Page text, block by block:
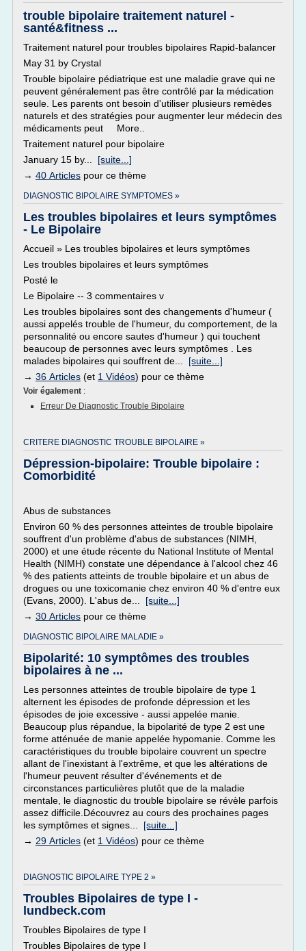
trouble bipolaire traitement naturel -
santé&fitness ...
Traitement naturel pour troubles bipolaires Rapid-balancer
May 31 by Crystal
Trouble bipolaire pédiatrique est une maladie grave qui ne
peuvent généralement pas être contrôlé par la médication
seule. Les parents ont besoin d'utiliser plusieurs remèdes
naturels et des stratégies pour augmenter leur médecin des
médicaments peut More..
Traitement naturel pour bipolaire
January 15 by... [suite...]
→ 40 Articles pour ce thème
DIAGNOSTIC BIPOLAIRE SYMPTOMES »
Les troubles bipolaires et leurs symptômes
- Le Bipolaire
Accueil » Les troubles bipolaires et leurs symptômes
Les troubles bipolaires et leurs symptômes
Posté le
Le Bipolaire -- 3 commentaires v
Les troubles bipolaires sont des changements d'humeur (
aussi appelés trouble de l'humeur, du comportement, de la
personnalité ou encore sautes d'humeur ) qui touchent
beaucoup de personnes avec leurs symptômes . Les
malades bipolaires qui souffrent de... [suite...]
→ 36 Articles (et 1 Vidéos) pour ce thème
Voir également :
Erreur De Diagnostic Trouble Bipolaire
CRITERE DIAGNOSTIC TROUBLE BIPOLAIRE »
Dépression-bipolaire: Trouble bipolaire :
Comorbidité
Abus de substances
Environ 60 % des personnes atteintes de trouble bipolaire
souffrent d'un problème d'abus de substances (NIMH,
2000) et une étude récente du National Institute of Mental
Health (NIMH) constate une dépendance à l'alcool chez 46
% des patients atteints de trouble bipolaire et un abus de
drogues ou une toxicomanie chez environ 40 % d'entre eux
(Evans, 2000). L'abus de... [suite...]
→ 30 Articles pour ce thème
DIAGNOSTIC BIPOLAIRE MALADIE »
Bipolarité: 10 symptômes des troubles
bipolaires à ne ...
Les personnes atteintes de trouble bipolaire de type 1
alternent les épisodes de profonde dépression et les
épisodes de joie excessive - aussi appelée manie.
Beaucoup plus répandue, la bipolarité de type 2 est une
forme atténuée de manie appelée hypomanie. Comme les
caractéristiques du trouble bipolaire couvrent un spectre
allant de l'inexistant à l'extrême, et que les altérations de
l'humeur peuvent résulter d'événements et de
circonstances particulières plutôt que de la maladie
mentale, le diagnostic du trouble bipolaire se révèle parfois
assez difficile.Découvrez au cours des prochaines pages
les symptômes et signes... [suite...]
→ 29 Articles (et 1 Vidéos) pour ce thème
DIAGNOSTIC BIPOLAIRE TYPE 2 »
Troubles Bipolaires de type I -
lundbeck.com
Troubles Bipolaires de type I
Troubles Bipolaires de type I